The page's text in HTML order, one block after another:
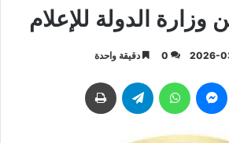
وزارة الدولة للإعلام
2026-
0 دقيقة واحدة